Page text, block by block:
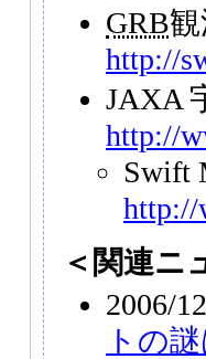
GRB
http://
JAXA
http://
Swift
http://
＜関連ニ
2006/
トの